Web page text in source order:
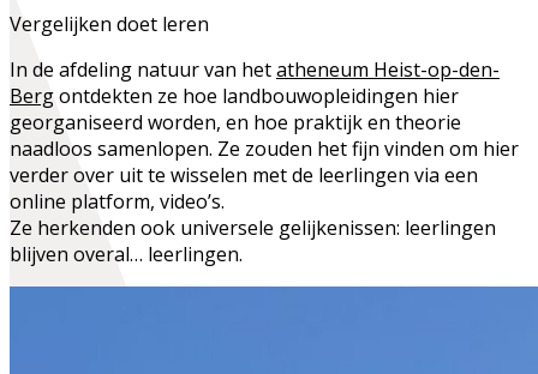
Vergelijken doet leren
In de afdeling natuur van hetatheneum Heist-op-den-
Bergontdekten ze hoe landbouwopleidingen hier
georganiseerd worden, en hoe praktijk en theorie
naadloos samenlopen. Ze zouden het fijn vinden om hier
verder over uit te wisselen met de leerlingen via een
online platform, video’s.
Ze herkenden ook universele gelijkenissen: leerlingen
blijven overal… leerlingen.